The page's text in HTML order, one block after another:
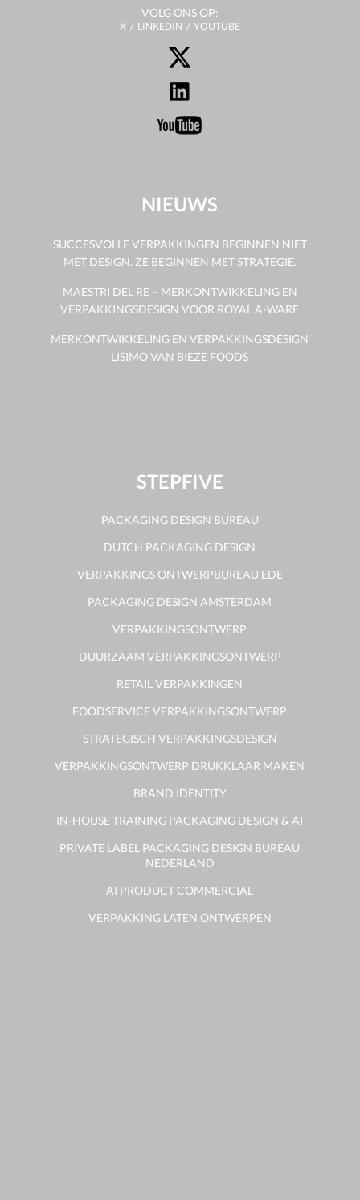
VOLG ONS OP:
X LINKEDIN YOUTUBE
NIEUWS
SUCCESVOLLE VERPAKKINGEN BEGINNEN NIET
MET DESIGN. ZE BEGINNEN MET STRATEGIE.
MAESTRI DEL RE – MERKONTWIKKELING EN
VERPAKKINGSDESIGN VOOR ROYAL A-WARE
MERKONTWIKKELING EN VERPAKKINGSDESIGN
LISIMO VAN BIEZE FOODS
STEPFIVE
PACKAGING DESIGN BUREAU
DUTCH PACKAGING DESIGN
VERPAKKINGS ONTWERPBUREAU EDE
PACKAGING DESIGN AMSTERDAM
VERPAKKINGSONTWERP
DUURZAAM VERPAKKINGSONTWERP
RETAIL VERPAKKINGEN
FOODSERVICE VERPAKKINGSONTWERP
STRATEGISCH VERPAKKINGSDESIGN
VERPAKKINGSONTWERP DRUKKLAAR MAKEN
BRAND IDENTITY
IN-HOUSE TRAINING PACKAGING DESIGN & AI
PRIVATE LABEL PACKAGING DESIGN BUREAU
NEDERLAND
AI PRODUCT COMMERCIAL
VERPAKKING LATEN ONTWERPEN